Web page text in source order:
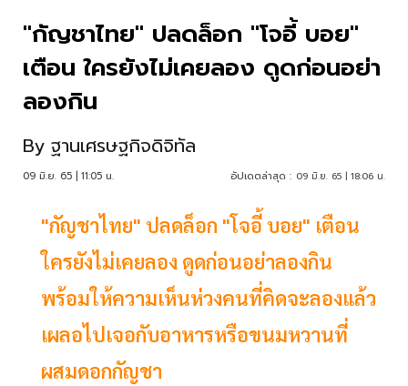
"กัญชาไทย" ปลดล็อก "โจอี้ บอย"
เตือน ใครยังไม่เคยลอง ดูดก่อนอย่า
ลองกิน
By ฐานเศรษฐกิจดิจิทัล
09 มิ.ย. 65 | 11:05 น. อัปเดตล่าสุด : 09 มิ.ย. 65 | 18:06 น.
"กัญชาไทย" ปลดล็อก "โจอี้ บอย" เตือน
ใครยังไม่เคยลอง ดูดก่อนอย่าลองกิน
พร้อมให้ความเห็นห่วงคนที่คิดจะลองแล้ว
เผลอไปเจอกับอาหารหรือขนมหวานที่
ผสมดอกกัญชา